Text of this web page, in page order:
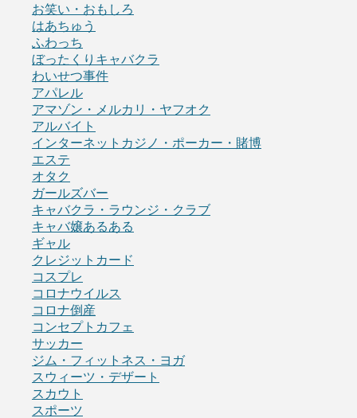
お笑い・おもしろ
はあちゅう
ふわっち
ぼったくりキャバクラ
わいせつ事件
アパレル
アマゾン・メルカリ・ヤフオク
アルバイト
インターネットカジノ・ポーカー・賭博
エステ
オタク
ガールズバー
キャバクラ・ラウンジ・クラブ
キャバ嬢あるある
ギャル
クレジットカード
コスプレ
コロナウイルス
コロナ倒産
コンセプトカフェ
サッカー
ジム・フィットネス・ヨガ
スウィーツ・デザート
スカウト
スポーツ